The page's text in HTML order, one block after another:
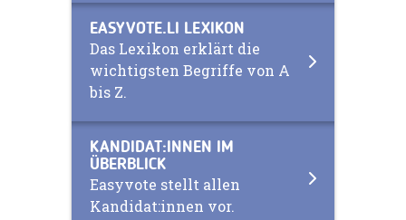
EASYVOTE.LI LEXIKON
Das Lexikon erklärt die
wichtigsten Begriffe von A
bis Z.
KANDIDAT:INNEN IM
ÜBERBLICK
Easyvote stellt allen
Kandidat:innen vor.